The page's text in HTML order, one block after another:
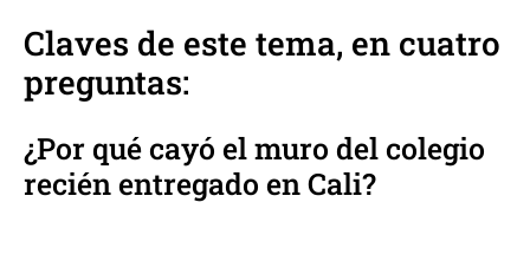
Claves de este tema, en cuatro
preguntas:
¿Por qué cayó el muro del colegio
recién entregado en Cali?